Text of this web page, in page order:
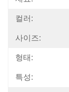
컬러:
사이즈:
형태:
특성: